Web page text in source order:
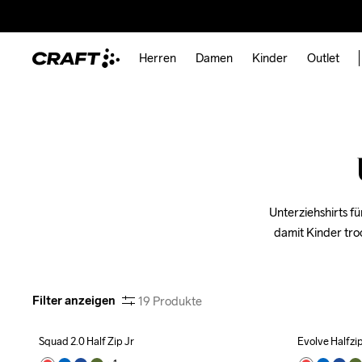
Herren Damen Kinder Outlet
Unterziehshirts
damit Kinder
Filter anzeigen 19 Produkte
Outlet Recycled
Squad 2.0 Half Zip Jr
Outlet
Evolve